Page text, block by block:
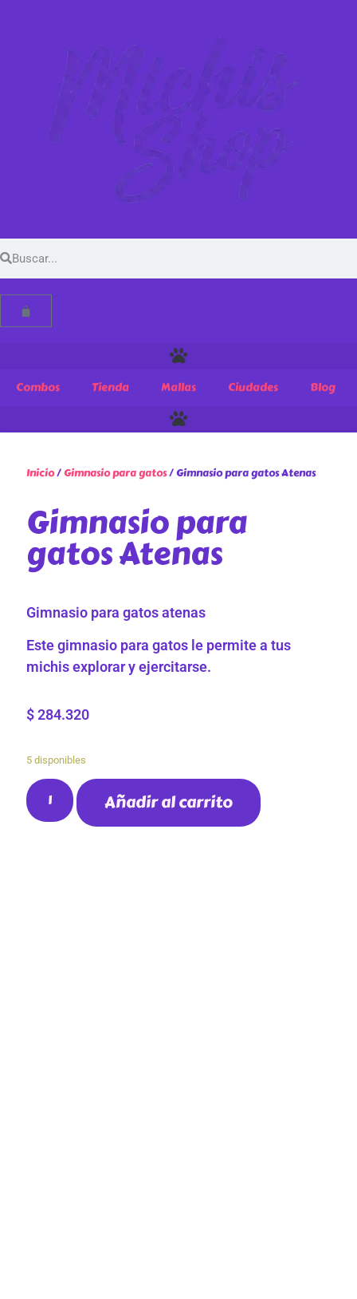
Combos Tienda Mallas Ciudades Blog
Inicio/Gimnasio para gatos/ Gimnasio para gatos Atenas
Gimnasio para
gatos Atenas
Gimnasio para gatos atenas
Este gimnasio para gatos le permite a tus
michis explorar y ejercitarse.
$ 284.320
5 disponibles
Añadir al carrito